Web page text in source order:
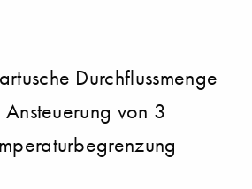
Durchflussmenge
von 3